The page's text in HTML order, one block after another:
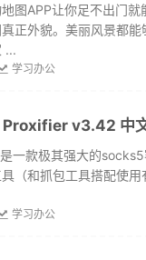
图APP让你足不出门就
正外貌。美丽风景都能
...
学习办公
一款极其强大的
（和抓包工具搭配使用
学习办公